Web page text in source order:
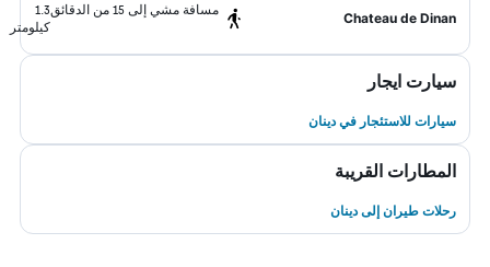
Chateau de Dinan
مسافة مشي إلى 15 من الدقائق
1.3
كيلومتر
سيارت ايجار
سيارات للاستئجار في دينان
المطارات القريبة
رحلات طيران إلى دينان